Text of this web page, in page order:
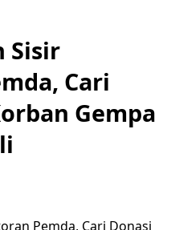
Sisir
Cari
Gempa